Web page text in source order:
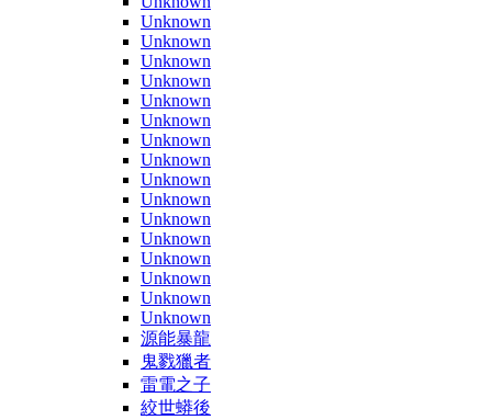
Unknown
Unknown
Unknown
Unknown
Unknown
Unknown
Unknown
Unknown
Unknown
Unknown
Unknown
Unknown
Unknown
Unknown
Unknown
Unknown
源能暴龍
鬼戮獵者
雷電之子
絞世蟒後